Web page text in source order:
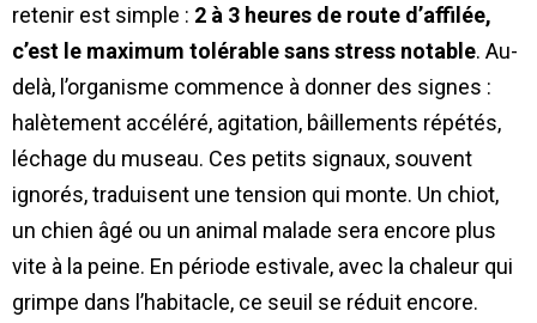
retenir est simple : 2 à 3 heures de route d’affilée,
c’est le maximum tolérable sans stress notable. Au-
delà, l’organisme commence à donner des signes :
halètement accéléré, agitation, bâillements répétés,
léchage du museau. Ces petits signaux, souvent
ignorés, traduisent une tension qui monte. Un chiot,
un chien âgé ou un animal malade sera encore plus
vite à la peine. En période estivale, avec la chaleur qui
grimpe dans l’habitacle, ce seuil se réduit encore.